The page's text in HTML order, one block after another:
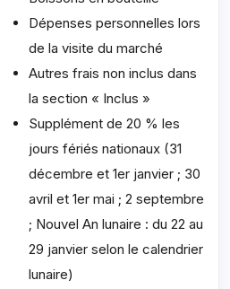
Dépenses personnelles lors
de la visite du marché
Autres frais non inclus dans
la section « Inclus »
Supplément de 20 % les
jours fériés nationaux (31
décembre et 1er janvier ; 30
avril et 1er mai ; 2 septembre
; Nouvel An lunaire : du 22 au
29 janvier selon le calendrier
lunaire)